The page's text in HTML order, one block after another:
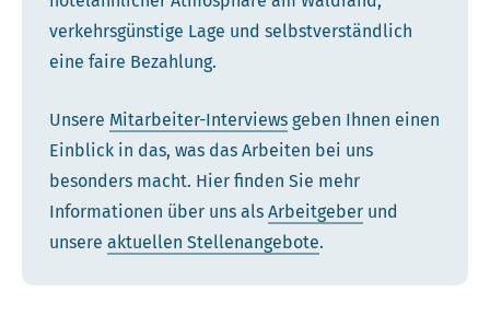
verkehrsgünstige Lage und selbstverständlich
eine faire Bezahlung.
Unsere Mitarbeiter-Interviews geben Ihnen einen
Einblick in das, was das Arbeiten bei uns
besonders macht. Hier finden Sie mehr
Informationen über uns als Arbeitgeber und
unsere aktuellen Stellenangebote.